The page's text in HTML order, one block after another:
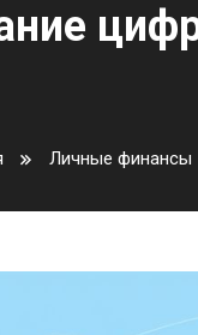
Личные финансы